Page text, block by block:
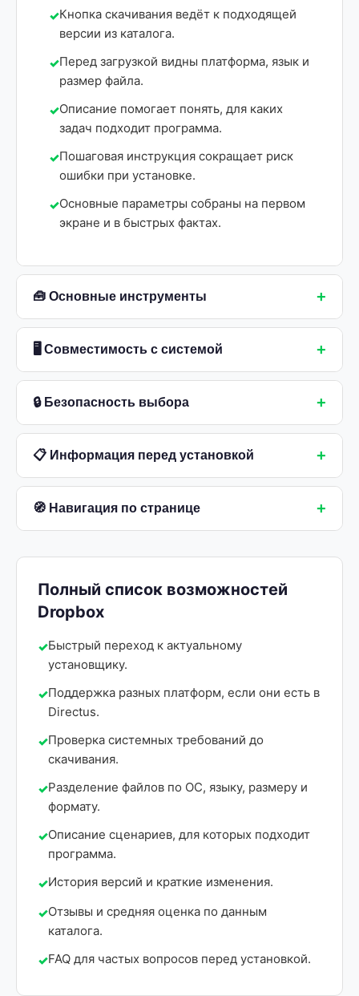
Кнопка скачивания ведёт к подходящей
версии из каталога.
Перед загрузкой видны платформа, язык и
размер файла.
Описание помогает понять, для каких
задач подходит программа.
Пошаговая инструкция сокращает риск
ошибки при установке.
Основные параметры собраны на первом
экране и в быстрых фактах.
🧰 Основные инструменты +
🖥 Совместимость с системой +
🔒 Безопасность выбора +
📋 Информация перед установкой +
🧭 Навигация по странице +
Полный список возможностей
Dropbox
Быстрый переход к актуальному
установщику.
Поддержка разных платформ, если они есть в
Directus.
Проверка системных требований до
скачивания.
Разделение файлов по ОС, языку, размеру и
формату.
Описание сценариев, для которых подходит
программа.
История версий и краткие изменения.
Отзывы и средняя оценка по данным
каталога.
FAQ для частых вопросов перед установкой.